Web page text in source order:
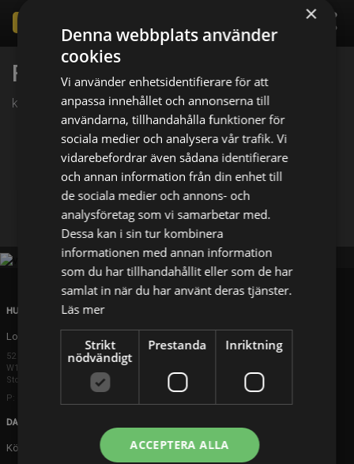
share
Farmen
kl. 15:30 på TV4 Fakta
Facebook X
HUVUDKONTOR
London
52 Brook Street
W1K 5DS London
Storbritannien
P: +44 203 608 8181
DANMARK
Köpenhamn
×
Denna webbplats använder
cookies
Vi använder enhetsidentifierare för att
anpassa innehållet och annonserna till
användarna, tillhandahålla funktioner för
sociala medier och analysera vår trafik. Vi
vidarebefordrar även sådana identifierare
och annan information från din enhet till
de sociala medier och annons- och
analysföretag som vi samarbetar med.
Dessa kan i sin tur kombinera
informationen med annan information
som du har tillhandahållit eller som de har
samlat in när du har använt deras tjänster.
Läs mer
Strikt
nödvändigt
Prestanda Inriktning
ACCEPTERA ALLA